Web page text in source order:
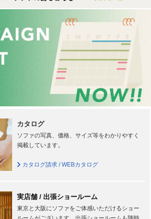
カタログ
ソファの写真、価格、サイズ等をわかりやすく
掲載しています。
カタログ請求 / WEBカタログ
実店舗 / 出張ショールーム
東京と大阪にソファをご体感いただけるショー